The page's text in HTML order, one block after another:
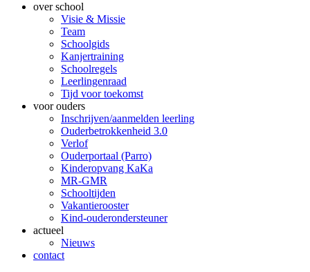
over school
Visie & Missie
Team
Schoolgids
Kanjertraining
Schoolregels
Leerlingenraad
Tijd voor toekomst
voor ouders
Inschrijven/aanmelden leerling
Ouderbetrokkenheid 3.0
Verlof
Ouderportaal (Parro)
Kinderopvang KaKa
MR-GMR
Schooltijden
Vakantierooster
Kind-ouderondersteuner
actueel
Nieuws
contact